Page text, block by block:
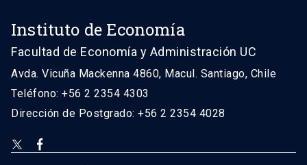
Instituto de Economía
Facultad de Economía y Administración UC
Avda. Vicuña Mackenna 4860, Macul. Santiago, Chile
Teléfono: +56 2 2354 4303
Dirección de Postgrado: +56 2 2354 4028